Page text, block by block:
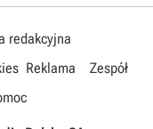
redakcyjna
Reklama
Zespół